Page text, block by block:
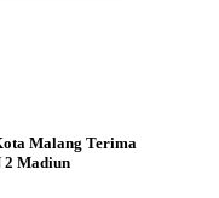
Malang Terima
2 Madiun